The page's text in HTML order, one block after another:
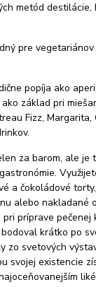
metód
pre
popíja ako
základ pri
Fizz,
za barom, ale je
a čokoládové
alebo nakladané
príprave pečenej
krátko po
zo svetových
svojej existencie